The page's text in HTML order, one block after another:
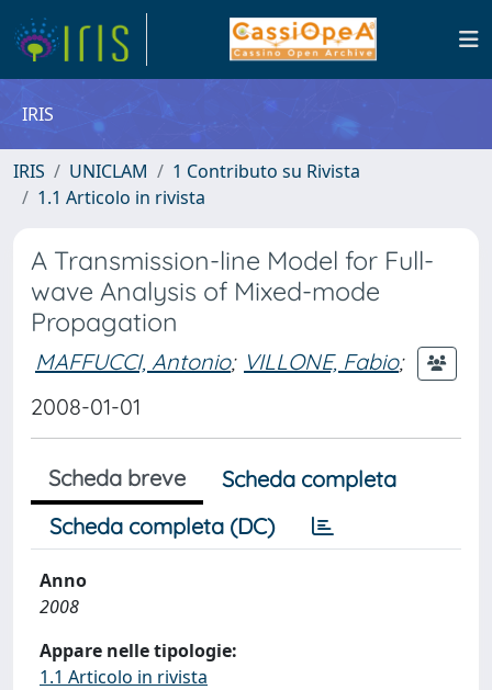
IRIS
IRIS UNICLAM
1 Contributo su Rivista
1.1 Articolo in rivista
A Transmission-line Model for Full-
wave Analysis of Mixed-mode
Propagation
MAFFUCCI, Antonio; VILLONE, Fabio;
2008-01-01
Scheda breve
Scheda completa
Scheda completa (DC)
Anno
2008
Appare nelle tipologie:
1.1 Articolo in rivista